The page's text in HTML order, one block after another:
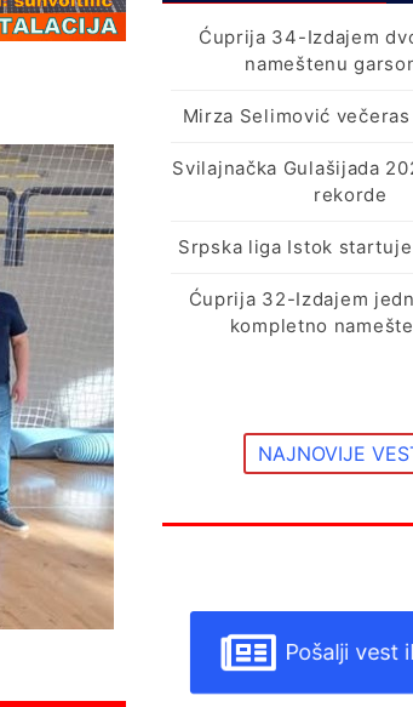
Ćuprija 34-Izdajem
nameštenu
Mirza Selimović
Svilajnačka Gulašijada
rekorde
Srpska liga Istok
Ćuprija 32-Izdajem
kompletno
NAJNOVIJE
Pošalji vest